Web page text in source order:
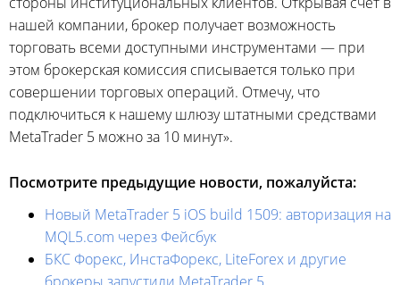
нашей компании, брокер получает возможность
торговать всеми доступными инструментами — при
этом брокерская комиссия списывается только при
совершении торговых операций. Отмечу, что
подключиться к нашему шлюзу штатными средствами
MetaTrader 5 можно за 10 минут».
Посмотрите предыдущие новости, пожалуйста:
Новый MetaTrader 5 iOS build 1509: авторизация на
MQL5.com через Фейсбук
БКС Форекс, ИнстаФорекс, LiteForex и другие